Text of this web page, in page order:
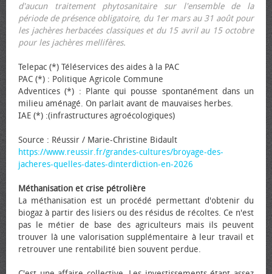
d'aucun traitement phytosanitaire sur l'ensemble de la
période de présence obligatoire, du 1er mars au 31 août pour
les jachères herbacées classiques et du 15 avril au 15 octobre
pour les jachères mellifères.
Telepac (*) Téléservices des aides à la PAC
PAC (*) : Politique Agricole Commune
Adventices (*) : Plante qui pousse spontanément dans un
milieu aménagé. On parlait avant de mauvaises herbes.
IAE (*) :(infrastructures agroécologiques)
Source : Réussir / Marie-Christine Bidault
https://www.reussir.fr/grandes-cultures/broyage-des-
jacheres-quelles-dates-dinterdiction-en-2026
Méthanisation et crise pétrolière
La méthanisation est un procédé permettant d'obtenir du
biogaz à partir des lisiers ou des résidus de récoltes. Ce n'est
pas le métier de base des agriculteurs mais ils peuvent
trouver là une valorisation supplémentaire à leur travail et
retrouver une rentabilité bien souvent perdue.